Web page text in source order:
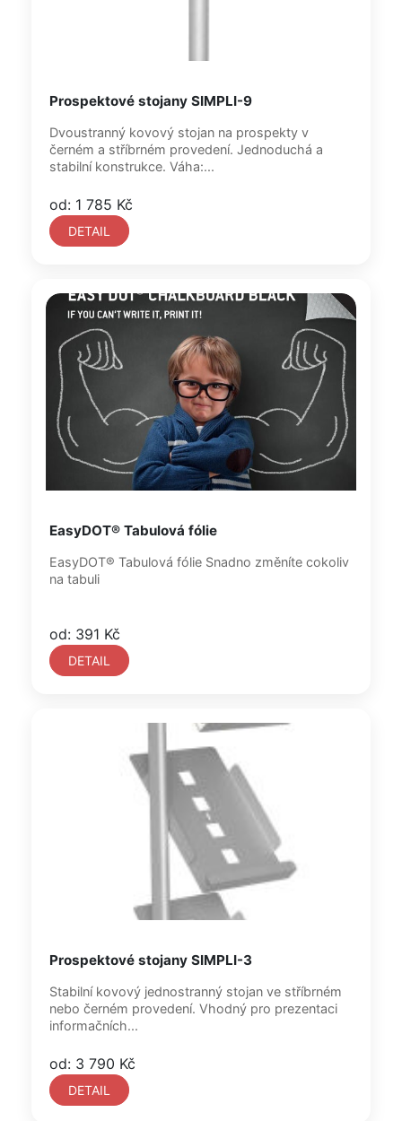
Prospektové stojany SIMPLI-9
Dvoustranný kovový stojan na prospekty v
černém a stříbrném provedení. Jednoduchá a
stabilní konstrukce. Váha:...
od: 1 785 Kč
DETAIL
EasyDOT® Tabulová fólie
EasyDOT® Tabulová fólie Snadno změníte cokoliv
na tabuli
od: 391 Kč
DETAIL
Prospektové stojany SIMPLI-3
Stabilní kovový jednostranný stojan ve stříbrném
nebo černém provedení. Vhodný pro prezentaci
informačních...
od: 3 790 Kč
DETAIL